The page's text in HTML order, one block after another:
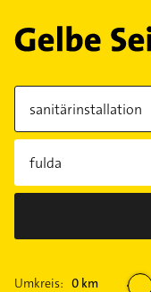
Umkreis: 0 km